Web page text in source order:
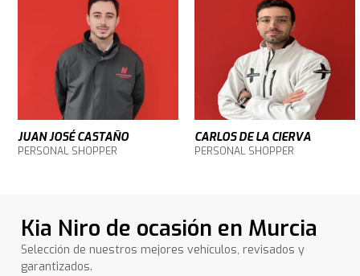
JUAN JOSÉ CASTAÑO
PERSONAL SHOPPER
CARLOS DE LA CIERVA
PERSONAL SHOPPER
Kia Niro de ocasión en Murcia
Selección de nuestros mejores vehículos, revisados y
garantizados.